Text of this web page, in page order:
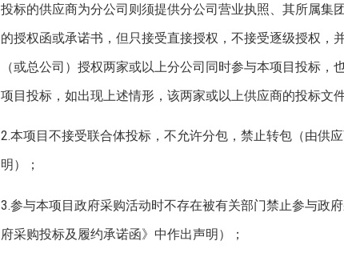
投标的供应商为分公司则须提供分公司营业执照、其所属集
的授权函或承诺书，但只接受直接授权，不接受逐级授权，
（或总公司）授权两家或以上分公司同时参与本项目投标
项目投标，如出现上述情形，该两家或以上供应商的投标文
2.本项目不接受联合体投标，不允许分包，禁止转包（由供
明）；
3.参与本项目政府采购活动时不存在被有关部门禁止参与政
府采购投标及履约承诺函》中作出声明）；